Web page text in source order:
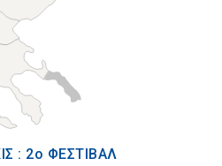
: 2ο ΦΕΣΤΙΒΑΛ